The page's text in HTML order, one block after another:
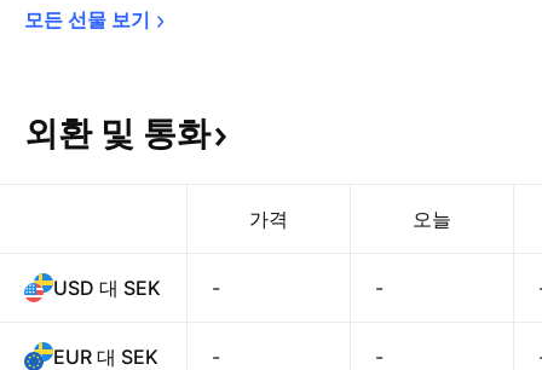
모든 선물 보기
외환 및 통화
가격 오늘
USD 대 SEK - -
EUR 대 SEK - -